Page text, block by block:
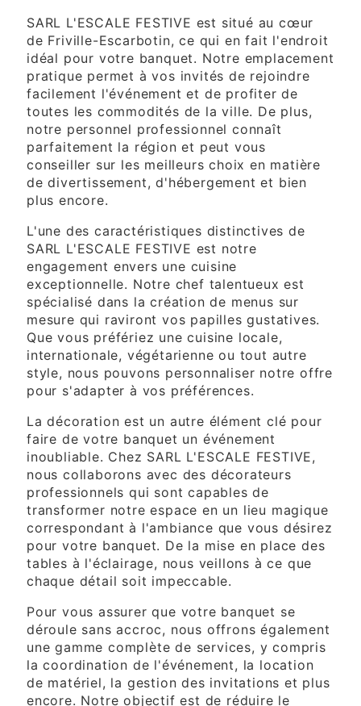
SARL L'ESCALE FESTIVE est situé au cœur
de Friville-Escarbotin, ce qui en fait l'endroit
idéal pour votre banquet. Notre emplacement
pratique permet à vos invités de rejoindre
facilement l'événement et de profiter de
toutes les commodités de la ville. De plus,
notre personnel professionnel connaît
parfaitement la région et peut vous
conseiller sur les meilleurs choix en matière
de divertissement, d'hébergement et bien
plus encore.
L'une des caractéristiques distinctives de
SARL L'ESCALE FESTIVE est notre
engagement envers une cuisine
exceptionnelle. Notre chef talentueux est
spécialisé dans la création de menus sur
mesure qui raviront vos papilles gustatives.
Que vous préfériez une cuisine locale,
internationale, végétarienne ou tout autre
style, nous pouvons personnaliser notre offre
pour s'adapter à vos préférences.
La décoration est un autre élément clé pour
faire de votre banquet un événement
inoubliable. Chez SARL L'ESCALE FESTIVE,
nous collaborons avec des décorateurs
professionnels qui sont capables de
transformer notre espace en un lieu magique
correspondant à l'ambiance que vous désirez
pour votre banquet. De la mise en place des
tables à l'éclairage, nous veillons à ce que
chaque détail soit impeccable.
Pour vous assurer que votre banquet se
déroule sans accroc, nous offrons également
une gamme complète de services, y compris
la coordination de l'événement, la location
de matériel, la gestion des invitations et plus
encore. Notre objectif est de réduire le